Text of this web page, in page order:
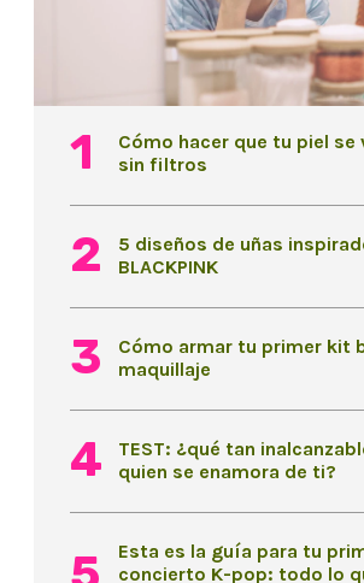
Cómo hacer que tu piel se
sin filtros
5 diseños de uñas
BLACKPINK
Cómo armar tu primer kit
maquillaje
TEST: ¿qué tan
quien se enamora de ti?
Esta es la guía para tu
concierto K-pop: todo lo